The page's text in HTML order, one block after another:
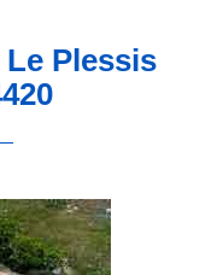
Plessis